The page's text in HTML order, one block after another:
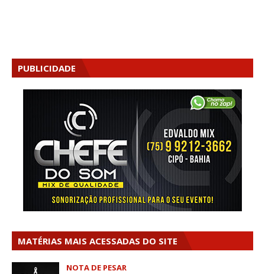
PUBLICIDADE
MATÉRIAS MAIS ACESSADAS DO SITE
NOTA DE PESAR